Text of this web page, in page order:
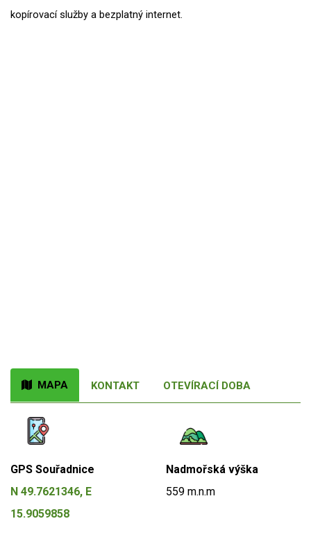
kopírovací služby a bezplatný internet.
MAPA KONTAKT OTEVÍRACÍ DOBA
GPS Souřadnice
N 49.7621346, E
15.9059858
Nadmořská výška
559 m.n.m